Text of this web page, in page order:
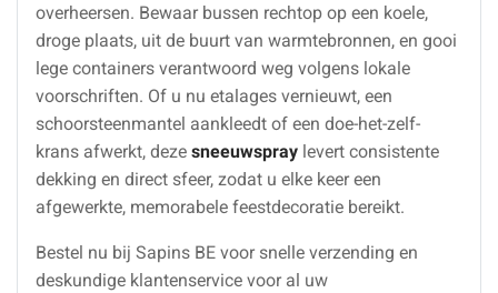
overheersen. Bewaar bussen rechtop op een koele,
droge plaats, uit de buurt van warmtebronnen, en gooi
lege containers verantwoord weg volgens lokale
voorschriften. Of u nu etalages vernieuwt, een
schoorsteenmantel aankleedt of een doe-het-zelf-
krans afwerkt, deze sneeuwspray levert consistente
dekking en direct sfeer, zodat u elke keer een
afgewerkte, memorabele feestdecoratie bereikt.
Bestel nu bij Sapins BE voor snelle verzending en
deskundige klantenservice voor al uw